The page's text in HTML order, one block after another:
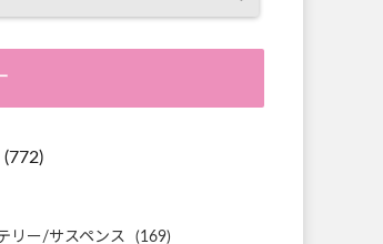
(772)
リー/サスペンス (169)